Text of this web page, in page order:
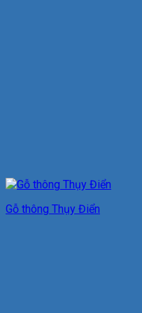
Gỗ thông Thụy Điển